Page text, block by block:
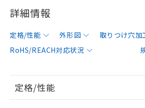
詳細情報
定格/性能 外形図 取りつけ穴加
RoHS/REACH対応状況
定格/性能